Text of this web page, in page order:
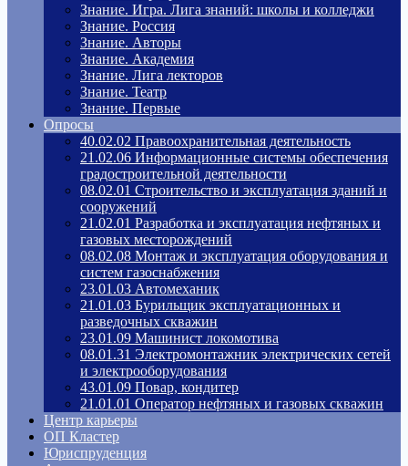
Знание. Игра. Лига знаний: школы и колледжи
Знание. Россия
Знание. Авторы
Знание. Академия
Знание. Лига лекторов
Знание. Театр
Знание. Первые
Опросы
40.02.02 Правоохранительная деятельность
21.02.06 Информационные системы обеспечения
градостроительной деятельности
08.02.01 Строительство и эксплуатация зданий и
сооружений
21.02.01 Разработка и эксплуатация нефтяных и
газовых месторождений
08.02.08 Монтаж и эксплуатация оборудования и
систем газоснабжения
23.01.03 Автомеханик
21.01.03 Бурильщик эксплуатационных и
разведочных скважин
23.01.09 Машинист локомотива
08.01.31 Электромонтажник электрических сетей
и электрооборудования
43.01.09 Повар, кондитер
21.01.01 Оператор нефтяных и газовых скважин
Центр карьеры
ОП Кластер
Юриспруденция